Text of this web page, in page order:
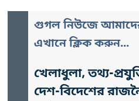
গুগল নিউজে
এখানে ক্লিক করুন...
খেলাধুলা, তথ্য-
দেশ-বিদেশের